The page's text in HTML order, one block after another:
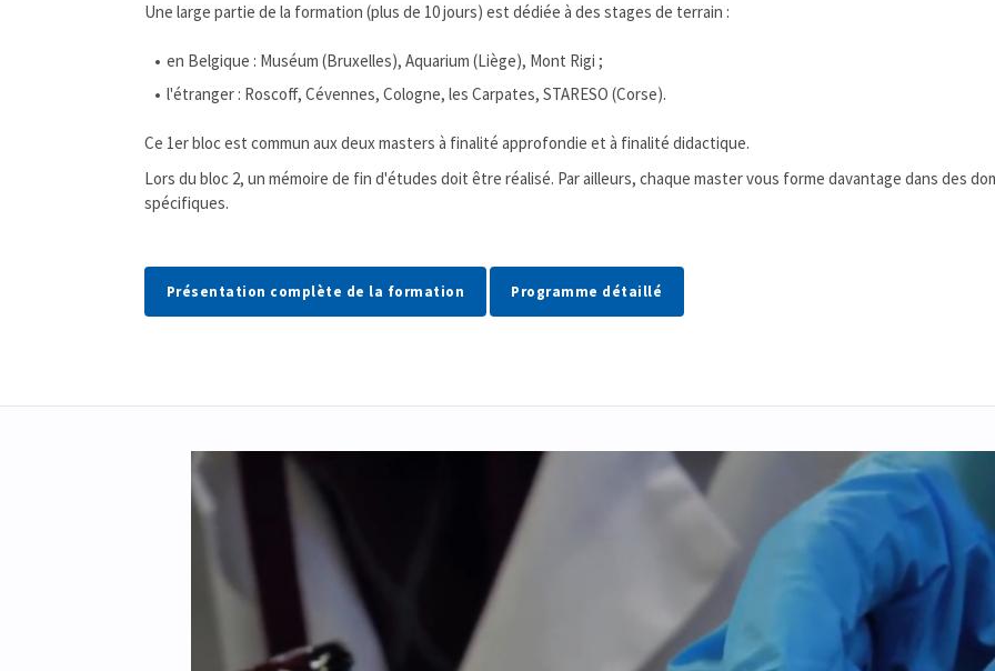
Une large partie de la formation (plus de 10 jours) est dédiée à des stages de terrain :
en Belgique : Muséum (Bruxelles), Aquarium (Liège), Mont Rigi ;
l'étranger : Roscoff, Cévennes, Cologne, les Carpates, STARESO (Corse).
Ce 1er bloc est commun aux deux masters à finalité approfondie et à finalité didactique.
Lors du bloc 2, un mémoire de fin d'études doit être réalisé. Par ailleurs, chaque master vous forme davantage dans des
spécifiques.
Présentation complète de la formation Programme détaillé